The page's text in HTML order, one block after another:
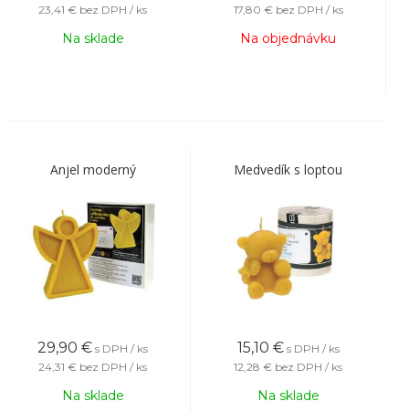
23,41 € bez DPH / ks
Na sklade
17,80 € bez DPH / ks
Na objednávku
Anjel moderný
29,90 € s DPH / ks
24,31 € bez DPH / ks
Na sklade
Medvedík s loptou
15,10 € s DPH / ks
12,28 € bez DPH / ks
Na sklade